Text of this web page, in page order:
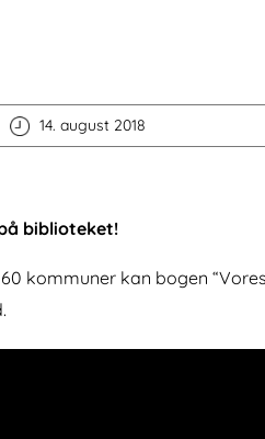
14. august 2018
biblioteket!
kommuner kan bogen